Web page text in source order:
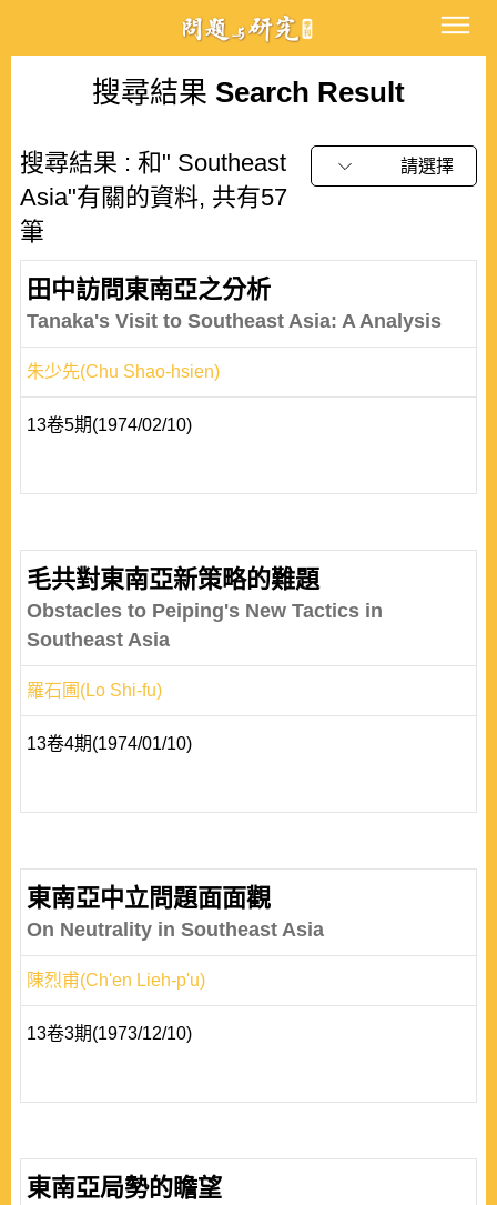
搜尋結果 Search Result
搜尋結果 : 和" Southeast
Asia"有關的資料, 共有57
筆
請選擇
田中訪問東南亞之分析
Tanaka's Visit to Southeast Asia: A Analysis
朱少先(Chu Shao-hsien)
13卷5期(1974/02/10)
毛共對東南亞新策略的難題
Obstacles to Peiping's New Tactics in
Southeast Asia
羅石圃(Lo Shi-fu)
13卷4期(1974/01/10)
東南亞中立問題面面觀
On Neutrality in Southeast Asia
陳烈甫(Ch'en Lieh-p'u)
13卷3期(1973/12/10)
東南亞局勢的瞻望